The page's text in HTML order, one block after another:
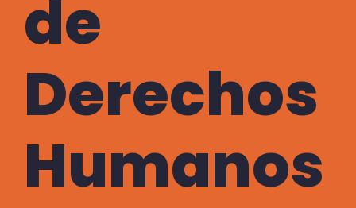
de
Derechos
Humanos